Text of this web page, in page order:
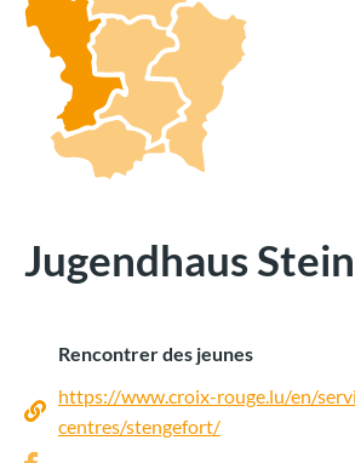
Jugendhaus
Rencontrer des jeunes
https://www.croix-rouge.lu/en/
centres/stengefort/